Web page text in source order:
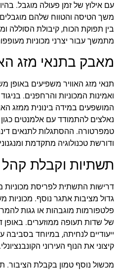
עם אילוץ של זמן פעולה מוגבל.
משך הטיסה והטווח שלהם
בין תפוקת הכוח, קיבולת הסוללה
מתמשך עבור יצרני מכוניות
מאבק בתנאי מזג
תנאי מזג האוויר משפיעים באופן
ואמינות המכוניות והרחפנים.
המושפעים במידה בינונית ממזג
נאלצים להתמודד עם אלמנטים כגון
טמפרטורה. ההסתגלות לתנאים
ודורשת טכנולוגיה מתקדמת
תשתיות וקבלת קהל
דרישות התשתית לפריסת מכוניות
גדול מציבות אתגר נוסף. מכוניות
פלטפורמות מוגבהות או גגות
של שדות תעופה ממוזערים. באופן
ייעודיים לנחיתה, במיוחד בסביבה
קיצוני את הנוף העירוני הקונבנציונלי.
מכשול נוסף טמון בקבלת